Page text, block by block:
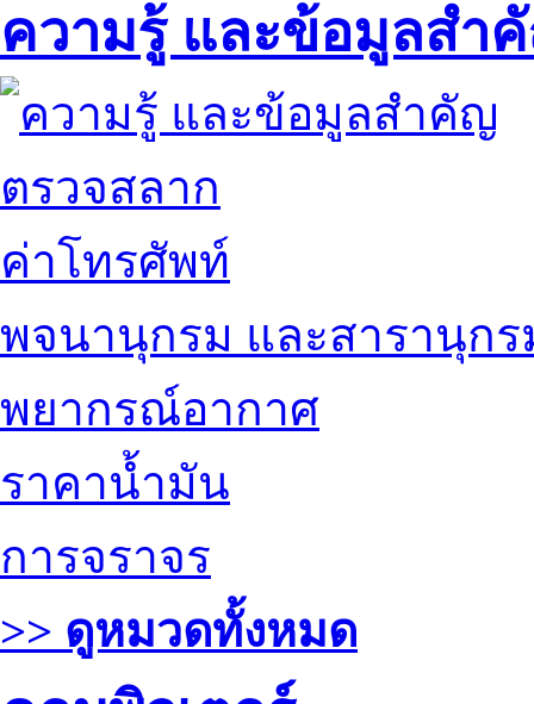
ความรู้ และข้อมูลสำ
ตรวจสลาก
ค่าโทรศัพท์
พจนานุกรม และสารานุกร
พยากรณ์อากาศ
ราคาน้ำมัน
การจราจร
>> ดูหมวดทั้งหมด